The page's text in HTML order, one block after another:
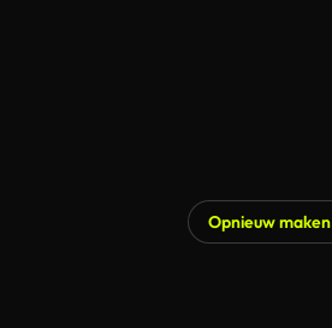
Opnieuw maken